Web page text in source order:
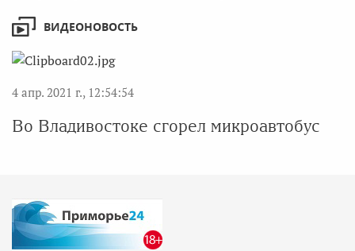
ВИДЕОНОВОСТЬ
4 апр. 2021 г., 12:54:54
Во Владивостоке сгорел микроавтобус